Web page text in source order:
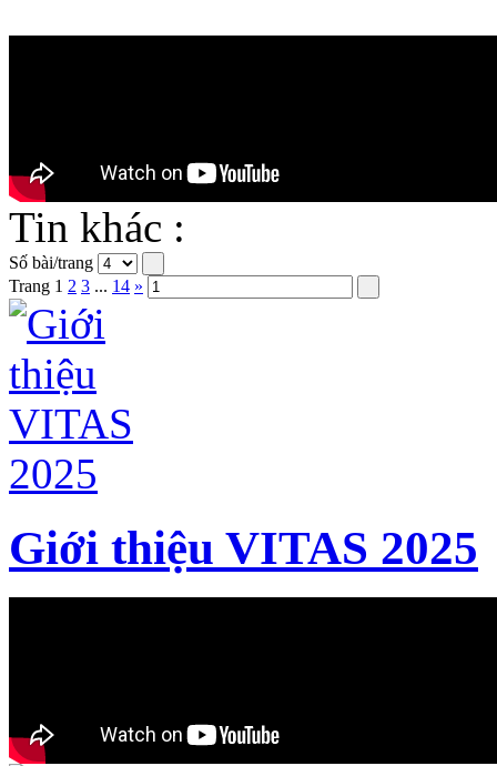
Tin khác :
Số bài/trang
Trang 1 2 3 ... 14 »
Giới thiệu VITAS 2025